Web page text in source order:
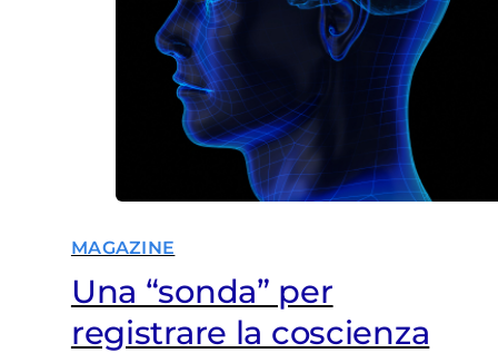
MAGAZINE
Una “sonda” per
registrare la coscienza